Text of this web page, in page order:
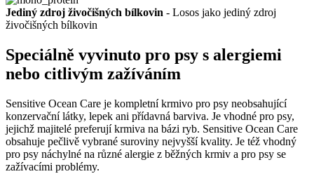
Jediný zdroj živočišných bílkovin - Losos jako jediný zdroj
živočišných bílkovin
Speciálně vyvinuto pro psy s alergiemi
nebo citlivým zažíváním
Sensitive Ocean Care je kompletní krmivo pro psy neobsahující
konzervační látky, lepek ani přídavná barviva. Je vhodné pro psy,
jejichž majitelé preferují krmiva na bázi ryb. Sensitive Ocean Care
obsahuje pečlivě vybrané suroviny nejvyšší kvality. Je též vhodný
pro psy náchylné na různé alergie z běžných krmiv a pro psy se
zažívacími problémy.